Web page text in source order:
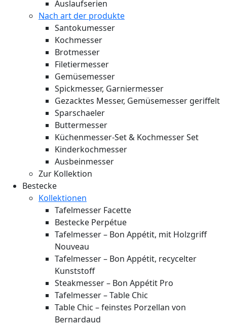
Auslaufserien
Nach art der produkte
Santokumesser
Kochmesser
Brotmesser
Filetiermesser
Gemüsemesser
Spickmesser, Garniermesser
Gezacktes Messer, Gemüsemesser geriffelt
Sparschaeler
Buttermesser
Küchenmesser-Set & Kochmesser Set
Kinderkochmesser
Ausbeinmesser
Zur Kollektion
Bestecke
Kollektionen
Tafelmesser Facette
Bestecke Perpétue
Tafelmesser – Bon Appétit, mit Holzgriff
Nouveau
Tafelmesser – Bon Appétit, recycelter
Kunststoff
Steakmesser – Bon Appétit Pro
Tafelmesser – Table Chic
Table Chic – feinstes Porzellan von
Bernardaud